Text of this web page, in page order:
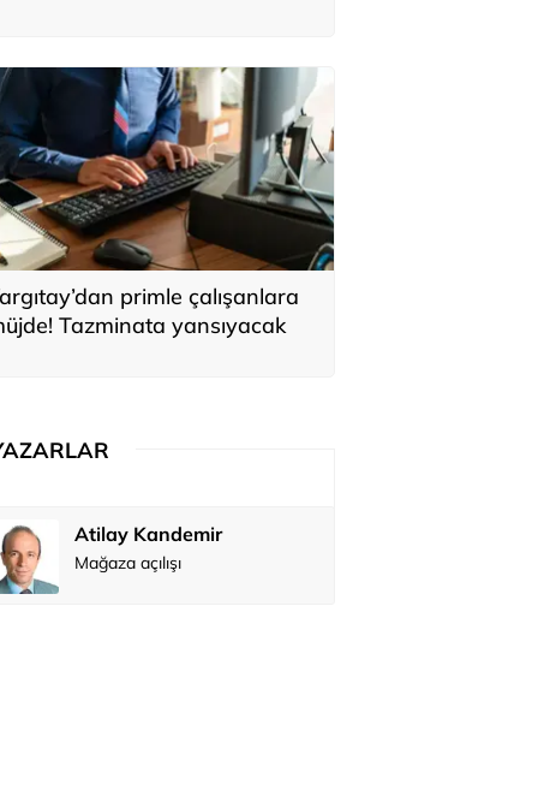
primle çalışanlara
Tazminata yansıyacak
Atilay Kandemir
Mağaza açılışı